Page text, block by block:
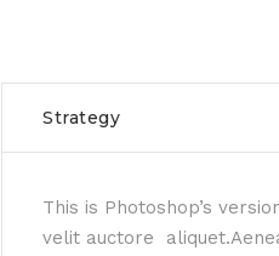
Strategy
This is Photoshop’s
velit auctore